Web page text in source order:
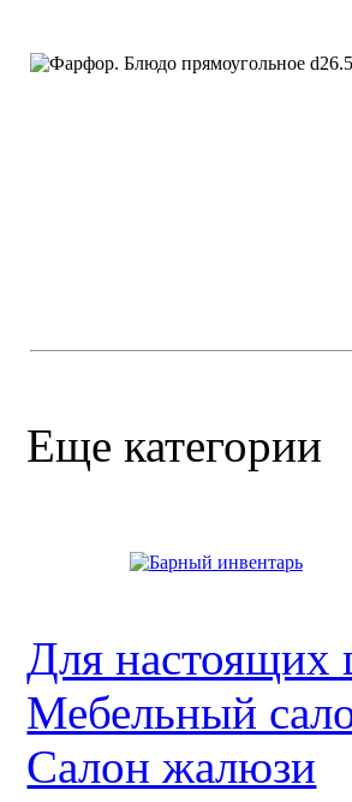
Еще категории
Для настоящих
Мебельный
Салон жалюзи